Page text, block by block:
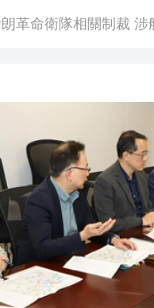
革命衛隊相關制裁 涉
第二屆「黃永玉」國
年華舉辦《浪浪山小
穿梭星馬及內地 心中仍
電劈擊 泰國24歲球員